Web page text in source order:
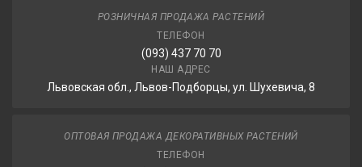
РОЗНИЧНАЯ ПРОДАЖА РАСТЕНИЙ
ТЕЛЕФОН
(093) 437 70 70
НАШ АДРЕС
Львовская обл., Львов-Подборцы, ул. Шухевича, 8
ОПТОВАЯ ПРОДАЖА ДЕКОРАТИВНЫХ РАСТЕНИЙ
ТЕЛЕФОН